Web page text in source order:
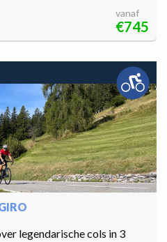
vanaf
€745
legendarische cols in 3